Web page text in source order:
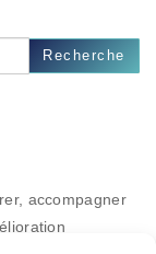
accompagner